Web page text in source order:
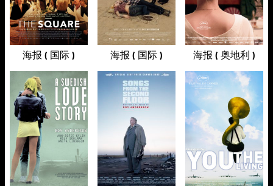
海报 ( 国际 ) 海报 ( 国际 ) 海报 ( 奥地利 )